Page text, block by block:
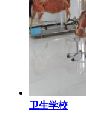
卫生学校